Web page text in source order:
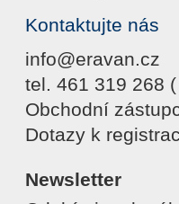
Kontaktujte nás
info@eravan.cz
tel. 461 319 268
Obchodní
Dotazy k
Newsletter